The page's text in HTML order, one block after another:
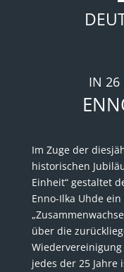
IN 26
Im Zuge der
historischen
Einheit“ gestaltet
Enno-Ilka Uhde
über die
jedes der 25